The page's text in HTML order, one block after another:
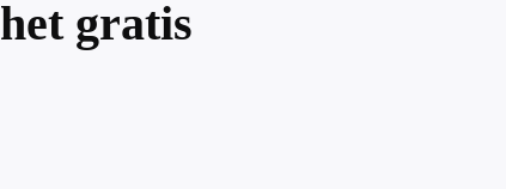
het gratis